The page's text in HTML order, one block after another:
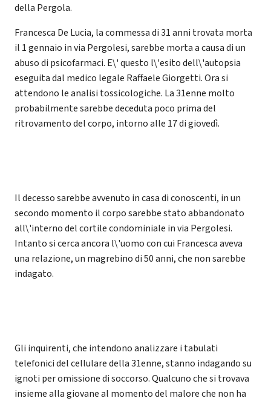
della Pergola.
Francesca De Lucia, la commessa di 31 anni trovata morta
il 1 gennaio in via Pergolesi, sarebbe morta a causa di un
abuso di psicofarmaci. E\' questo l\'esito dell\'autopsia
eseguita dal medico legale Raffaele Giorgetti. Ora si
attendono le analisi tossicologiche. La 31enne molto
probabilmente sarebbe deceduta poco prima del
ritrovamento del corpo, intorno alle 17 di giovedì.
Il decesso sarebbe avvenuto in casa di conoscenti, in un
secondo momento il corpo sarebbe stato abbandonato
all\'interno del cortile condominiale in via Pergolesi.
Intanto si cerca ancora l\'uomo con cui Francesca aveva
una relazione, un magrebino di 50 anni, che non sarebbe
indagato.
Gli inquirenti, che intendono analizzare i tabulati
telefonici del cellulare della 31enne, stanno indagando su
ignoti per omissione di soccorso. Qualcuno che si trovava
insieme alla giovane al momento del malore che non ha